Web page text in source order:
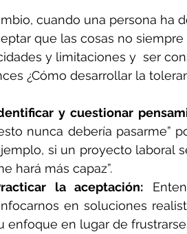
cuando una persona ha
que las cosas no
y limitaciones y  ser
¿Cómo desarrollar la
y cuestionar
nunca debería pasarme”
si un proyecto laboral
hará más capaz”.
la aceptación:
en soluciones
enfoque en lugar de